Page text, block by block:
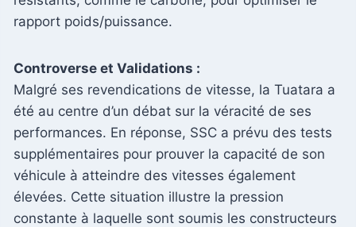
rapport poids/puissance.
Controverse et Validations :
Malgré ses revendications de vitesse, la Tuatara a
été au centre d’un débat sur la véracité de ses
performances. En réponse, SSC a prévu des tests
supplémentaires pour prouver la capacité de son
véhicule à atteindre des vitesses également
élevées. Cette situation illustre la pression
constante à laquelle sont soumis les constructeurs